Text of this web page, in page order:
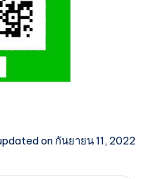
on กันยายน 11, 2022